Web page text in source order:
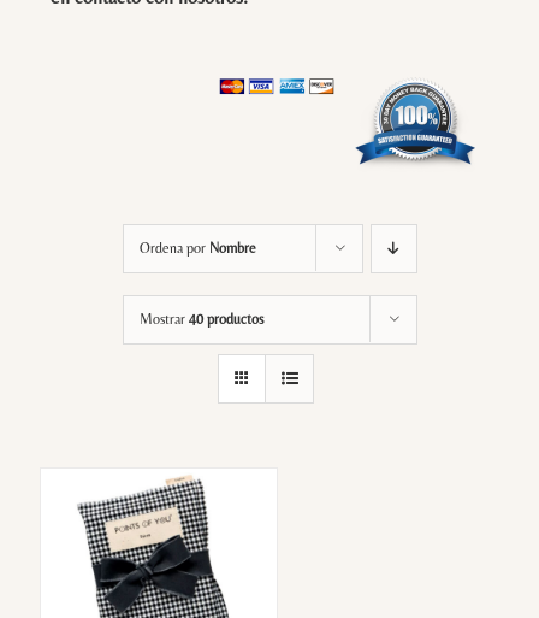
Ordena por Nombre
Mostrar 40 productos